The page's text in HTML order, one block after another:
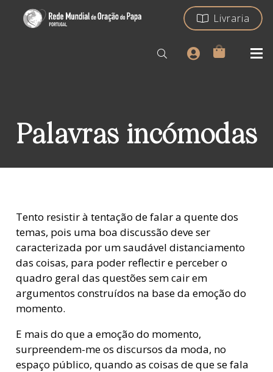
Livraria
Palavras incómodas
Tento resistir à tentação de falar a quente dos
temas, pois uma boa discussão deve ser
caracterizada por um saudável distanciamento
das coisas, para poder reflectir e perceber o
quadro geral das questões sem cair em
argumentos construídos na base da emoção do
momento.
E mais do que a emoção do momento,
surpreendem-me os discursos da moda, no
espaço público, quando as coisas de que se fala